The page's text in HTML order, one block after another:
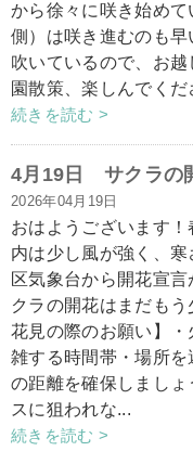
から徐々に咲き始め
側）は咲き進むのも
吹いているので、お
園散策、楽しんでくだ
続きを読む >
4月19日 サクラの
2026年04月19日
おはようございます
内は少し風が強く、
区気象台から開花宣
クラの開花はまだも
花見の際のお願い】
雑する時間帯・場所
の距離を確保しまし
スに狙われな...
続きを読む >